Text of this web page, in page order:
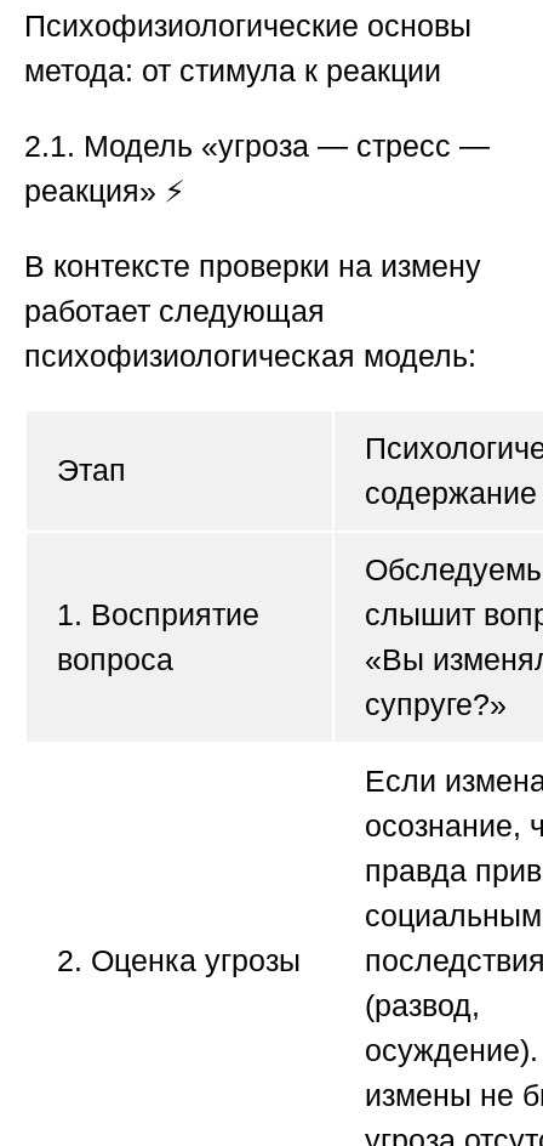
Психофизиологические основы
метода: от стимула к реакции
2.1. Модель «угроза — стресс —
реакция» ⚡
В контексте проверки на измену
работает следующая
психофизиологическая модель:
Этап
содержание
1. Восприятие
вопроса
слышит
«Вы
супруге?»
2. Оценка угрозы
Если
осознание,
правда
социальным
(развод,
измены не